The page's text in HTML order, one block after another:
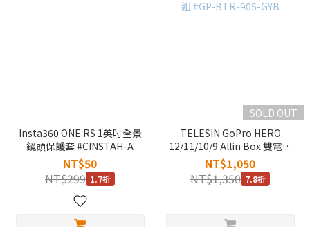
Insta360 ONE RS 1英吋全景
鏡頭保護套 #CINSTAH-A
NT$50
NT$299 1.7折
SOLD OUT
TELESIN GoPro HERO
12/11/10/9 Allin Box 雙電池
+座充組 #GP-BTR-905-GYB
NT$1,050
NT$1,350 7.8折